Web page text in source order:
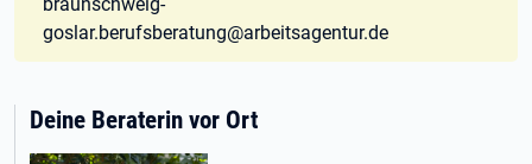
goslar.berufsberatung@arbeitsagentur.de
Deine Beraterin vor Ort